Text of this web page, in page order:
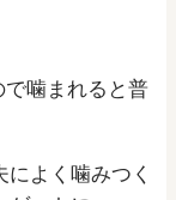
噛まれると普
よく噛みつく